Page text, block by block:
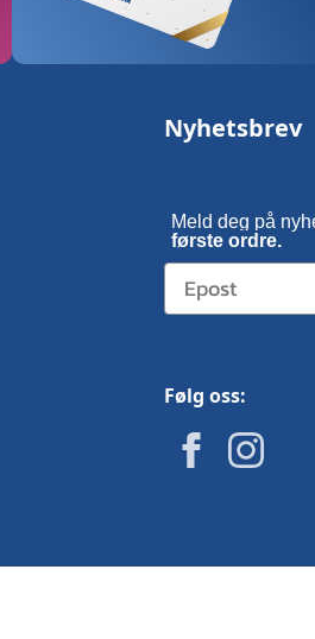
Nyhetsbrev
Meld deg på
første ordre.
Følg oss: